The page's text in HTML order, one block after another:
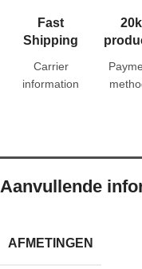
Fast
Shipping
Carrier
information
20k
Aanvullende
AFMETINGEN